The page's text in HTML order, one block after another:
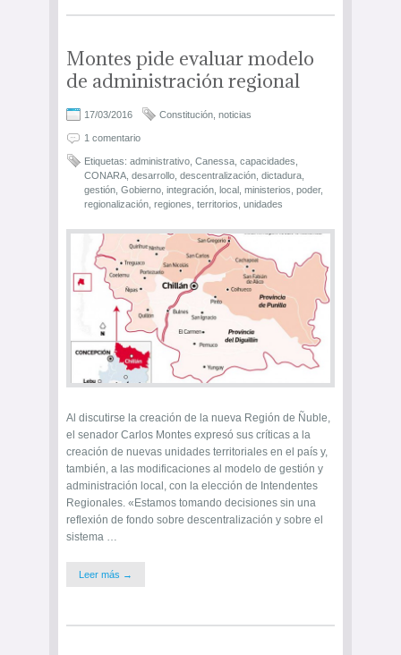
Montes pide evaluar modelo
de administración regional
17/03/2016 Constitución noticias
1 comentario
Etiquetas: administrativo Canessa capacidades
CONARA desarrollo descentralización dictadura
gestión Gobierno integración local ministerios poder,
regionalización regiones territorios unidades
Al discutirse la creación de la nueva Región de Ñuble,
el senador Carlos Montes expresó sus críticas a la
creación de nuevas unidades territoriales en el país y,
también, a las modificaciones al modelo de gestión y
administración local, con la elección de Intendentes
Regionales. «Estamos tomando decisiones sin una
reflexión de fondo sobre descentralización y sobre el
sistema …
Leer más →